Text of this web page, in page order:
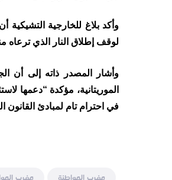
وأكد بلاغ للخارجية التشيكية
لوقف إطلاق النار الذي ترعاه منظمة الأمم المتحدة منذ عام
وأشار المصدر ذاته إلى أن
الموريتانية، مؤكدة “دعمها
في احترام تام لمبادئ القانون